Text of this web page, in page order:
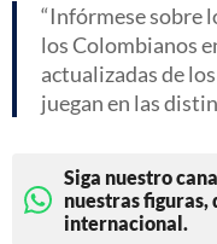
Infórmese sobre
los Colombianos
actualizadas de
juegan en las
Siga nuestro
nuestras
internacional.